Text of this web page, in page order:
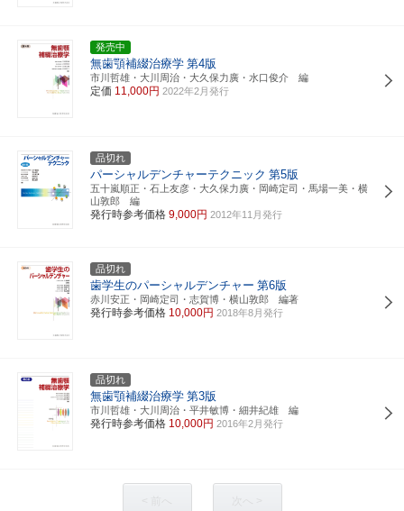
発売中
無歯顎補綴治療学 第4版
市川哲雄・大川周治・大久保力廣・水口俊介 編
定価 11,000円 2022年2月発行
品切れ
パーシャルデンチャーテクニック 第5版
五十嵐順正・石上友彦・大久保力廣・岡崎定司・馬場一美・横
山敦郎 編
発行時参考価格 9,000円 2012年11月発行
品切れ
歯学生のパーシャルデンチャー 第6版
赤川安正・岡崎定司・志賀博・横山敦郎 編著
発行時参考価格 10,000円 2018年8月発行
品切れ
無歯顎補綴治療学 第3版
市川哲雄・大川周治・平井敏博・細井紀雄 編
発行時参考価格 10,000円 2016年2月発行